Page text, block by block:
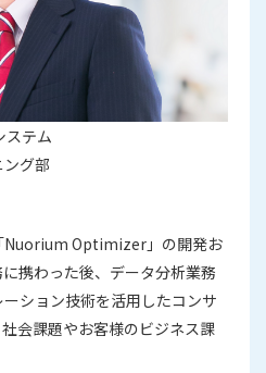
ステム
グ部
Nuorium Optimizer」の開発お
携わった後、データ分析業務
ション技術を活用したコンサ
会課題やお客様のビジネス課